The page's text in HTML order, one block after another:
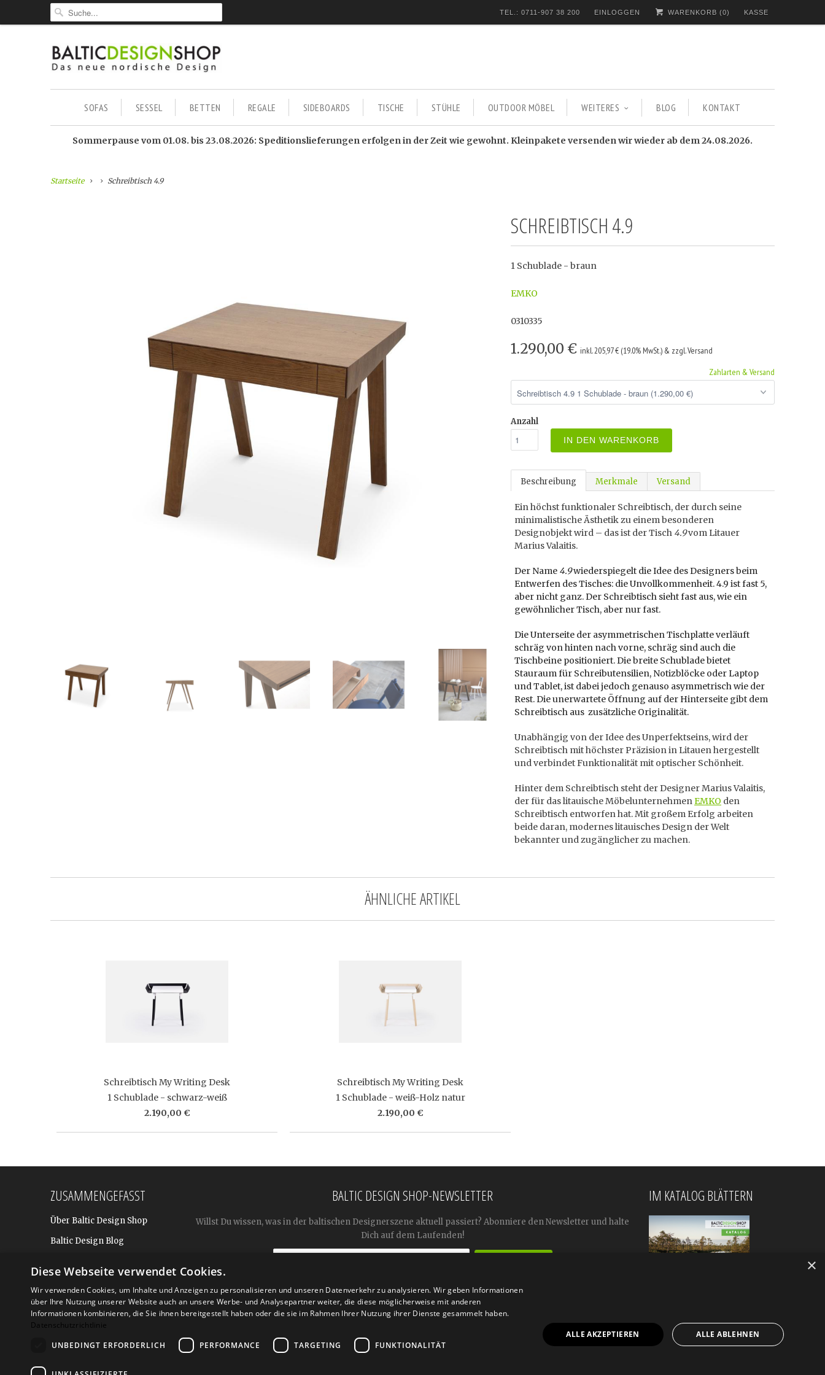
TEL.: 0711-907 38 200 EINLOGGEN WARENKORB (0) KASSE
SOFAS SESSEL BETTEN REGALE SIDEBOARDS TISCHE STÜHLE OUTDOOR MÖBEL WEITERES BLOG KONTAKT
Sommerpause vom 01.08. bis 23.08.2026: Speditionslieferungen erfolgen in der Zeit wie gewohnt. Kleinpakete versenden wir wieder ab dem 24.08.2026.
Startseite Schreibtisch 4.9
SCHREIBTISCH 4.9
1 Schublade - braun
EMKO
0310335
1.290,00 € inkl. 205,97 € (19.0% MwSt.) & zzgl. Versand
Zahlarten & Versand
Anzahl
IN DEN WARENKORB
Beschreibung Merkmale Versand
Ein höchst funktionaler Schreibtisch, der durch seine
minimalistische Ästhetik zu einem besonderen
Designobjekt wird – das ist der Tisch 4.9vom Litauer
Marius Valaitis.
Der Name 4.9wiederspiegelt die Idee des Designers beim
Entwerfen des Tisches: die Unvollkommenheit. 4.9 ist fast 5,
aber nicht ganz. Der Schreibtisch sieht fast aus, wie ein
gewöhnlicher Tisch, aber nur fast.
Die Unterseite der asymmetrischen Tischplatte verläuft
schräg von hinten nach vorne, schräg sind auch die
Tischbeine positioniert. Die breite Schublade bietet
Stauraum für Schreibutensilien, Notizblöcke oder Laptop
und Tablet, ist dabei jedoch genauso asymmetrisch wie der
Rest. Die unerwartete Öffnung auf der Hinterseite gibt dem
Schreibtisch aus zusätzliche Originalität.
Unabhängig von der Idee des Unperfektseins, wird der
Schreibtisch mit höchster Präzision in Litauen hergestellt
und verbindet Funktionalität mit optischer Schönheit.
Hinter dem Schreibtisch steht der Designer Marius Valaitis,
der für das litauische MöbelunternehmenEMKO den
Schreibtisch entworfen hat. Mit großem Erfolg arbeiten
beide daran, modernes litauisches Design der Welt
bekannter und zugänglicher zu machen.
ÄHNLICHE ARTIKEL
Schreibtisch My Writing Desk
1 Schublade - schwarz-weiß
2.190,00 €
Schreibtisch My Writing Desk
1 Schublade - weiß-Holz natur
2.190,00 €
ZUSAMMENGEFASST
Über Baltic Design Shop
Baltic Design Blog
Für BtoB: Design Geschenke
Shop
BALTIC DESIGN SHOP-NEWSLETTER
Willst Du wissen, was in der baltischen Designerszene aktuell passiert? Abonniere den Newsletter und halte
Dich auf dem Laufenden!

IM KATALOG BLÄTTERN
×
Diese Webseite verwendet Cookies.
Wir verwenden Cookies, um Inhalte und Anzeigen zu personalisieren und unseren Datenverkehr zu analysieren. Wir geben Informationen
über Ihre Nutzung unserer Website auch an unsere Werbe- und Analysepartner weiter, die diese möglicherweise mit anderen
Informationen kombinieren, die Sie ihnen bereitgestellt haben oder die sie im Rahmen Ihrer Nutzung ihrer Dienste gesammelt haben.
Datenschutzrichtlinie
UNBEDINGT ERFORDERLICH
PERFORMANCE TARGETING FUNKTIONALITÄT
ALLE AKZEPTIEREN ALLE ABLEHNEN